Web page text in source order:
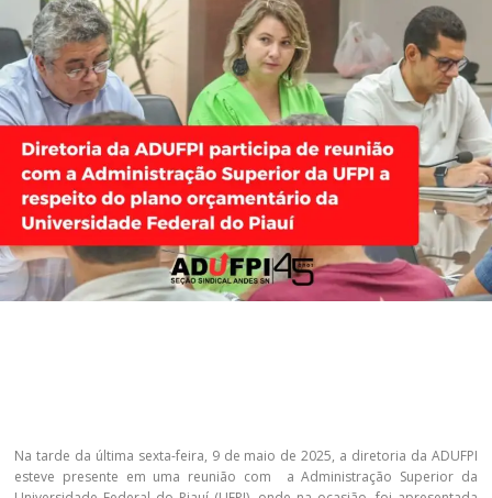
Na tarde da última sexta-feira, 9 de maio de 2025, a diretoria da ADUFPI
esteve presente em uma reunião com a Administração Superior da